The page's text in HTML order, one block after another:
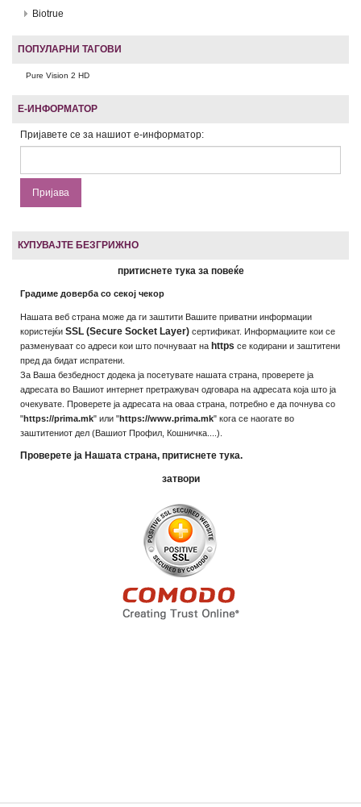
Biotrue
ПОПУЛАРНИ ТАГОВИ
Pure Vision 2 HD
Е-ИНФОРМАТОР
Пријавете се за нашиот е-информатор:
КУПУВАЈТЕ БЕЗГРИЖНО
притиснете тука за повеќе
Градиме доверба со секој чекор
Нашата веб страна може да ги заштити Вашите приватни информации
користејќи SSL (Secure Socket Layer) сертификат. Информациите кои се
разменуваат со адреси кои што почнуваат на https се кодирани и заштитени
пред да бидат испратени.
За Ваша безбедност додека ја посетувате нашата страна, проверете ја
адресата во Вашиот интернет претражувач одговара на адресата која што ја
очекувате. Проверете ја адресата на оваа страна, потребно е да почнува со
"https://prima.mk" или "https://www.prima.mk" кога се наогате во
заштитениот дел (Вашиот Профил, Кошничка....).
Проверете ја Нашата страна, притиснете тука.
затвори